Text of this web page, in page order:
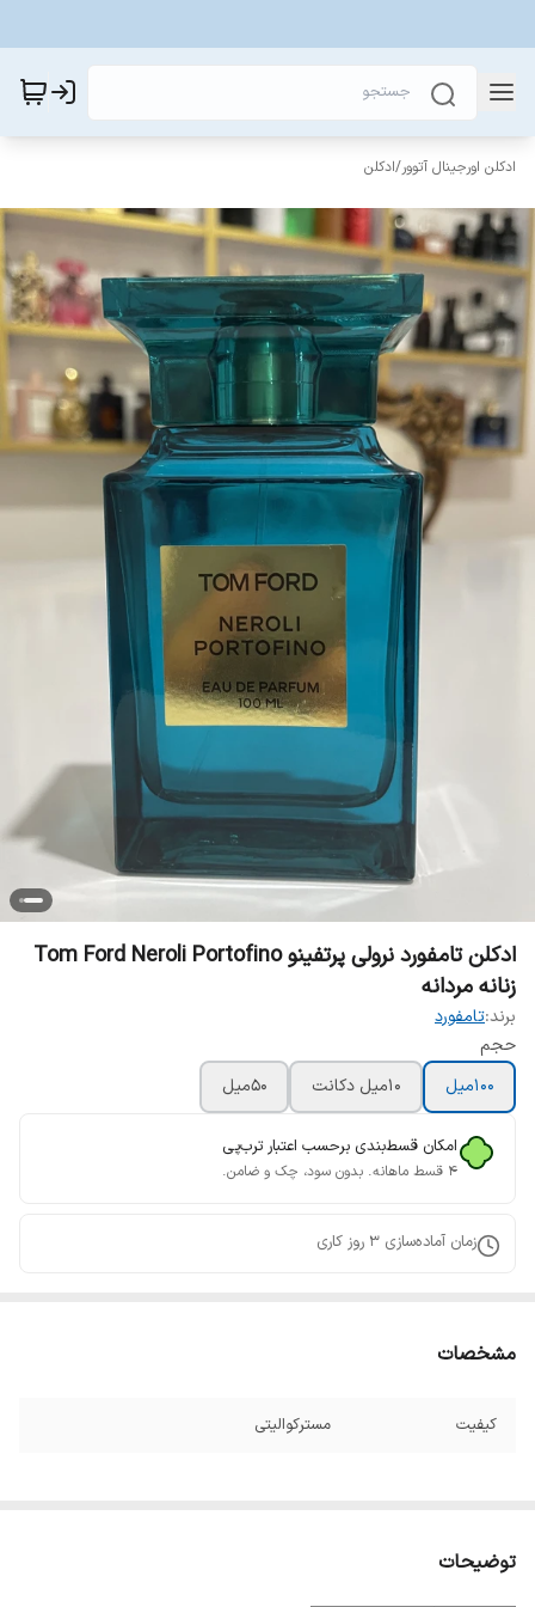
ادکلن اورجینال آتوور/ادکلن
ادکلن تامفورد نرولی پرتفینو Tom Ford Neroli Portofino
زنانه مردانه
برند:تامفورد
حجم
100میل
10میل دکانت 50میل
امکان قسط‌بندی برحسب اعتبار ترب‌پی
۴ قسط ماهانه. بدون سود، چک و ضامن.
زمان آماده‌سازی 3 روز کاری
مشخصات
کیفیت مسترکوالیتی
توضیحات